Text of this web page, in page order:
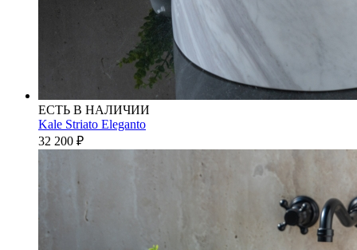
ЕСТЬ В НАЛИЧИИ
Kale Striato Eleganto
32 200 ₽